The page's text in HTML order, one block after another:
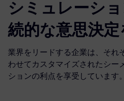
シミュレーシ
続的な意思決
業界をリードする企業は、それ
わせてカスタマイズされたシー
ションの利点を享受しています。